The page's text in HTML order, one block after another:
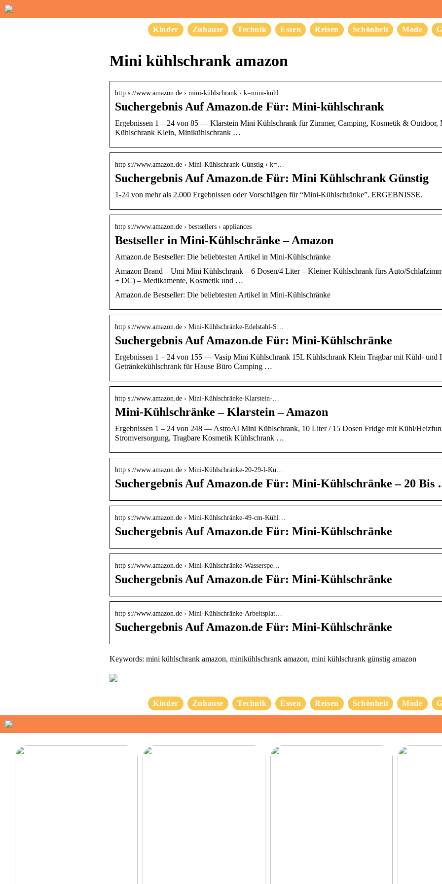
Kinder Zuhause Technik Essen Reisen Schönheit Mode
Mini kühlschrank amazon
http s://www.amazon.de › mini-kühlschrank › k=mini-kühl…
Suchergebnis Auf Amazon.de Für: Mini-kühlschrank
Ergebnissen 1 – 24 von 85 — Klarstein Mini Kühlschrank für Zimmer, Camping, Kosmetik & Outdoor,
Kühlschrank Klein, Minikühlschrank …
http s://www.amazon.de › Mini-Kühlschrank-Günstig › k=…
Suchergebnis Auf Amazon.de Für: Mini Kühlschrank Günstig
1-24 von mehr als 2.000 Ergebnissen oder Vorschlägen für “Mini-Kühlschränke”. ERGEBNISSE.
http s://www.amazon.de › bestsellers › appliances
Bestseller in Mini-Kühlschränke – Amazon
Amazon.de Bestseller: Die beliebtesten Artikel in Mini-Kühlschränke
Amazon Brand – Umi Mini Kühlschrank – 6 Dosen/4 Liter – Kleiner Kühlschrank fürs Auto/
+ DC) – Medikamente, Kosmetik und …
Amazon.de Bestseller: Die beliebtesten Artikel in Mini-Kühlschränke
http s://www.amazon.de › Mini-Kühlschränke-Edelstahl-S…
Suchergebnis Auf Amazon.de Für: Mini-Kühlschränke
Ergebnissen 1 – 24 von 155 — Vasip Mini Kühlschrank 15L Kühlschrank Klein Tragbar mit Kühl- und
Getränkekühlschrank für Hause Büro Camping …
http s://www.amazon.de › Mini-Kühlschränke-Klarstein-…
Mini-Kühlschränke – Klarstein – Amazon
Ergebnissen 1 – 24 von 248 — AstroAI Mini Kühlschrank, 10 Liter / 15 Dosen Fridge mit Kühl/
Stromversorgung, Tragbare Kosmetik Kühlschrank …
http s://www.amazon.de › Mini-Kühlschränke-20-29-l-Kü…
Suchergebnis Auf Amazon.de Für: Mini-Kühlschränke – 20 Bis
http s://www.amazon.de › Mini-Kühlschränke-49-cm-Kühl…
Suchergebnis Auf Amazon.de Für: Mini-Kühlschränke
http s://www.amazon.de › Mini-Kühlschränke-Wasserspe…
Suchergebnis Auf Amazon.de Für: Mini-Kühlschränke
http s://www.amazon.de › Mini-Kühlschränke-Arbeitsplat…
Suchergebnis Auf Amazon.de Für: Mini-Kühlschränke
Keywords: mini kühlschrank amazon, minikühlschrank amazon, mini kühlschrank günstig amazon
Kinder Zuhause Technik Essen Reisen Schönheit Mode